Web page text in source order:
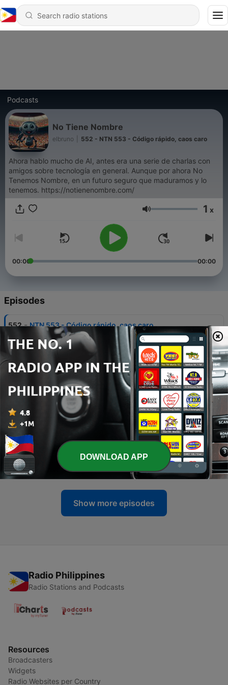
Podcasts
No Tiene Nombre
elbruno 552 - NTN 553 - Código rápido, caos caro
Ahora hablo mucho de AI, antes era una serie de charlas con
amigos sobre tecnología en general. Aunque por ahora No
Tenemos Nombre, en un futuro seguro que maduramos y lo
tenemos. https://notienenombre.com/
Volume 1 x
00:00 00:00
Episodes
552 - NTN 553 - Código rápido, caos caro
05 Aug 2026
551 NTN 552 - ➗ Matemáticas, modelos y millones
04 Aug 2026
550 NTN 551 - Agentes atrapados en el loop
549 - NTN 550 - Open Source bajo ataque
29 Jul 2026
548 - NTN 549 - La guerra de los pesos abiertos
27 Jul 2026
Show more episodes
Radio Philippines
Radio Stations and Podcasts
Resources
Broadcasters
Widgets
Radio Websites per Country
DOWNLOAD APP